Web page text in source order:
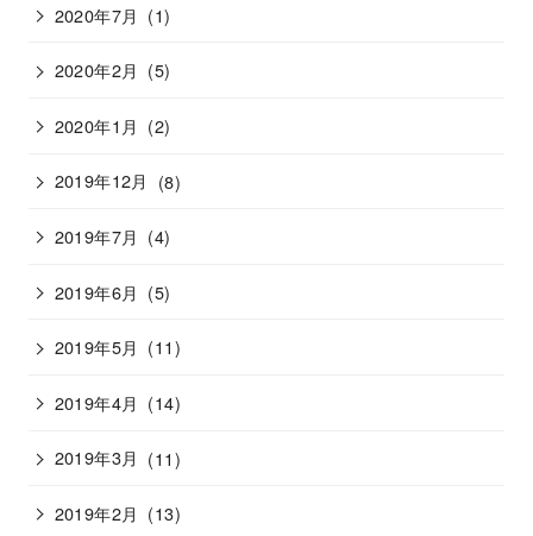
2020年7月 (1)
2020年2月 (5)
2020年1月 (2)
2019年12月 (8)
2019年7月 (4)
2019年6月 (5)
2019年5月 (11)
2019年4月 (14)
2019年3月 (11)
2019年2月 (13)